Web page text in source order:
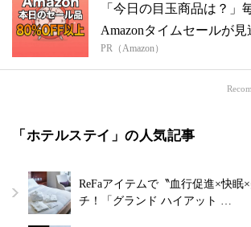
「今日の目玉商品は？」
Amazonタイムセールが見
PR（Amazon）
「ホテルステイ」の人気記事
ReFaアイテムで〝血行促進×快眠
チ！「グランド ハイアット …